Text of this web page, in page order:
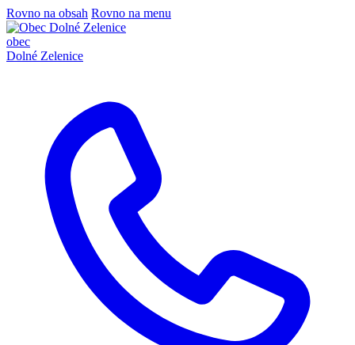
Rovno na obsah Rovno na menu
obec
Dolné Zelenice